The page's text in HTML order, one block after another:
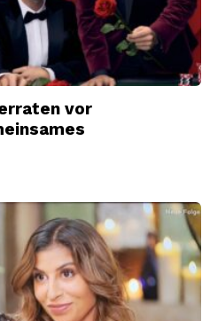
vor